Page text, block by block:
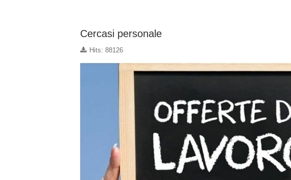
Cercasi personale
Hits: 88126